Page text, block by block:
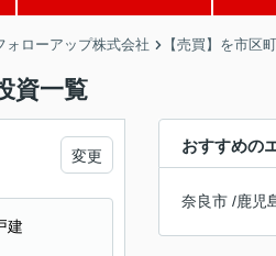
ォローアップ株式会社 【売買】を市区
資一覧
おすすめの
奈良市 /鹿児
変更
建